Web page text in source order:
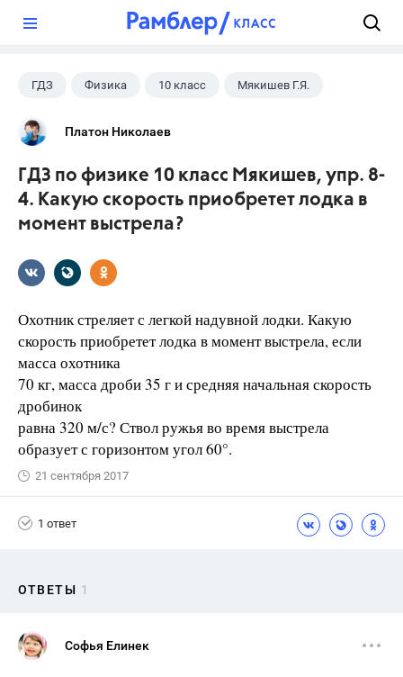
ГДЗ Физика 10 класс Мякишев Г.Я.
Платон Николаев
ГДЗ по физике 10 класс Мякишев, упр. 8-
4. Какую скорость приобретет лодка в
момент выстрела?
Охотник стреляет с легкой надувной лодки. Какую
скорость приобретет лодка в момент выстрела, если
масса охотника
70 кг, масса дроби 35 г и средняя начальная скорость
дробинок
равна 320 м/с? Ствол ружья во время выстрела
образует с горизонтом угол 60°.
21 сентября 2017
1 ответ
ОТВЕТЫ 1
Софья Елинек